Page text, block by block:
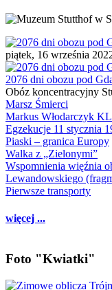
piątek, 16 września
2076 dni obozu pod
Obóz koncentracyjny
Marsz Śmierci
Markus Włodarczyk
Egzekucje 11 stycznia
Piaski – granica Europy
Walka z „Zielonymi”
Wspomnienia więźnia
Lewandowskiego
Pierwsze transporty
więcej ...
Foto "Kwiatki"